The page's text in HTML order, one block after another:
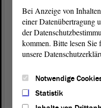
pädagogischen
Unterricht, z. B. als
Teaching, eingesetzt
pädagogischen
Bereicherung.
Bei Anzeige von
einer Datenübertragung
der
kommen. Bitte lesen
unsere
Notwendige
Statistik